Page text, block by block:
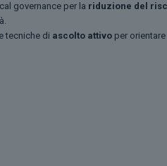
governance per la riduzione del
e tecniche di ascolto attivo per